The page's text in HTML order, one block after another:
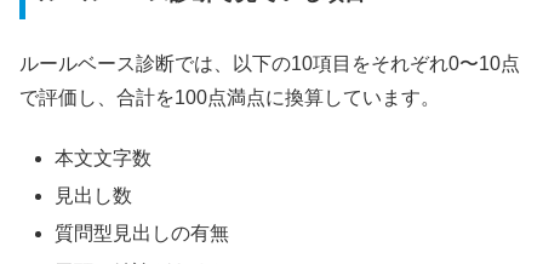
ルールベース診断では、以下の10項目をそれぞれ0〜10点
で評価し、合計を100点満点に換算しています。
本文文字数
見出し数
質問型見出しの有無